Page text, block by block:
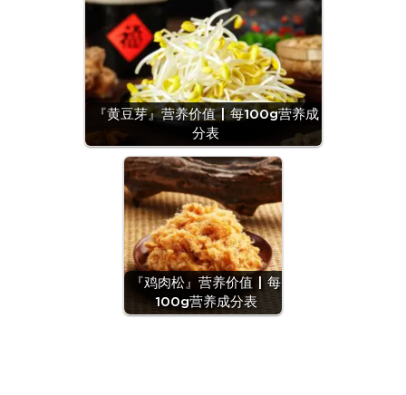
『黄豆芽』营养价值 | 每100g营养成
分表
『鸡肉松』营养价值 | 每
100g营养成分表